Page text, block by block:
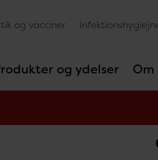
og ydelser Om
og vacciner